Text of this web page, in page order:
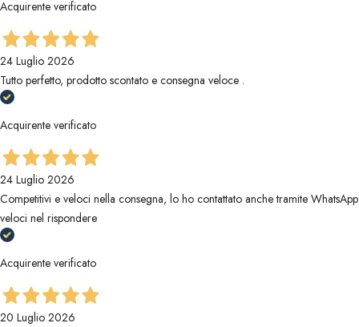
Acquirente verificato
24 Luglio 2026
Tutto perfetto, prodotto scontato e consegna veloce .
Acquirente verificato
24 Luglio 2026
Competitivi e veloci nella consegna, lo ho contattato anche tramite WhatsApp
veloci nel rispondere
Acquirente verificato
20 Luglio 2026